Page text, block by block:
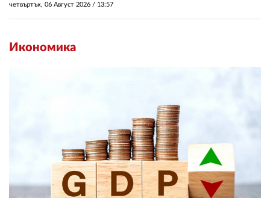
четвъртък, 06 Август 2026 / 13:57
Икономика